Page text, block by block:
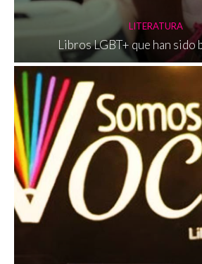
LITERATURA
Libros LGBT+ que han sido